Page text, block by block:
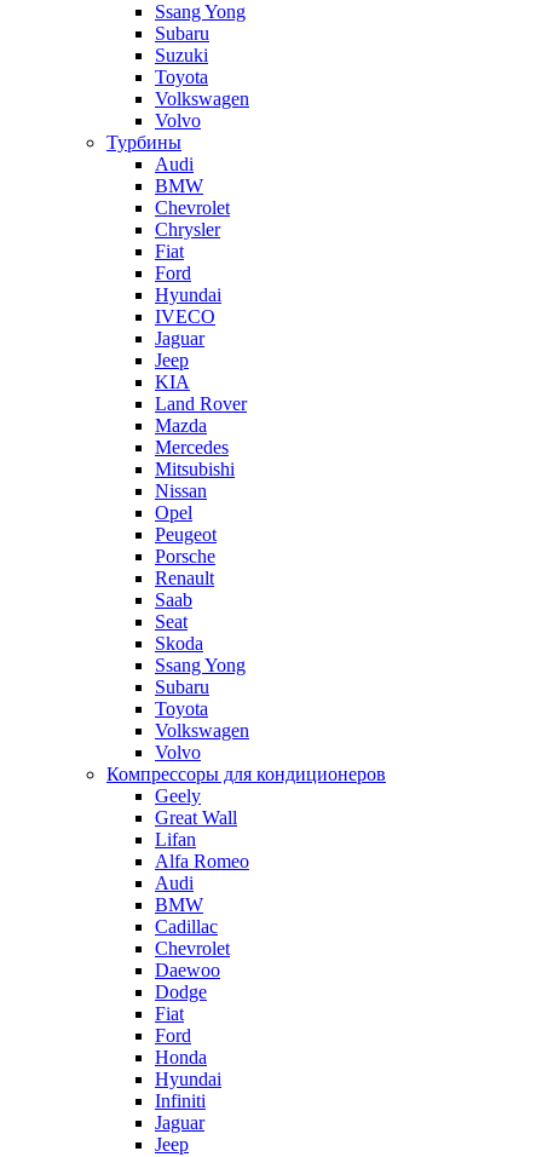
Ssang Yong
Subaru
Suzuki
Toyota
Volkswagen
Volvo
Турбины
Audi
BMW
Chevrolet
Chrysler
Fiat
Ford
Hyundai
IVECO
Jaguar
Jeep
KIA
Land Rover
Mazda
Mercedes
Mitsubishi
Nissan
Opel
Peugeot
Porsche
Renault
Saab
Seat
Skoda
Ssang Yong
Subaru
Toyota
Volkswagen
Volvo
Компрессоры для кондиционеров
Geely
Great Wall
Lifan
Alfa Romeo
Audi
BMW
Cadillac
Chevrolet
Daewoo
Dodge
Fiat
Ford
Honda
Hyundai
Infiniti
Jaguar
Jeep